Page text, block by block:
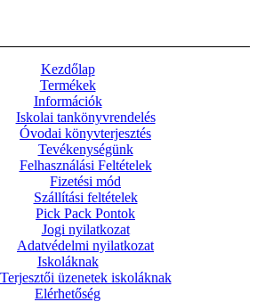
Kezdőlap
Termékek
Információk
Iskolai tankönyvrendelés
Óvodai könyvterjesztés
Tevékenységünk
Felhasználási Feltételek
Fizetési mód
Szállítási feltételek
Pick Pack Pontok
Jogi nyilatkozat
Adatvédelmi nyilatkozat
Iskoláknak
Terjesztői üzenetek iskoláknak
Elérhetőség